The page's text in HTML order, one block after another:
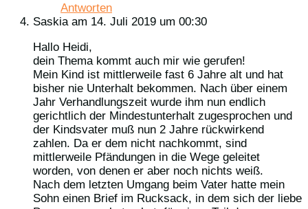
Antworten
Saskia am 14. Juli 2019 um 00:30
Hallo Heidi,
dein Thema kommt auch mir wie gerufen!
Mein Kind ist mittlerweile fast 6 Jahre alt und hat
bisher nie Unterhalt bekommen. Nach über einem
Jahr Verhandlungszeit wurde ihm nun endlich
gerichtlich der Mindestunterhalt zugesprochen und
der Kindsvater muß nun 2 Jahre rückwirkend
zahlen. Da er dem nicht nachkommt, sind
mittlerweile Pfändungen in die Wege geleitet
worden, von denen er aber noch nichts weiß.
Nach dem letzten Umgang beim Vater hatte mein
Sohn einen Brief im Rucksack, in dem sich der liebe